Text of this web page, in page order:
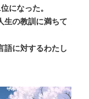
になった。
生の教訓に満ちて
語に対するわたし